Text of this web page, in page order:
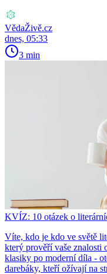
VědaŽivě.cz
dnes, 05:33
3 min
KVÍZ: 10 otázek o
Víte, kdo je kdo ve světě
který prověří vaše znalosti
klasiky po moderní díla -
darebáky, kteří ožívají na